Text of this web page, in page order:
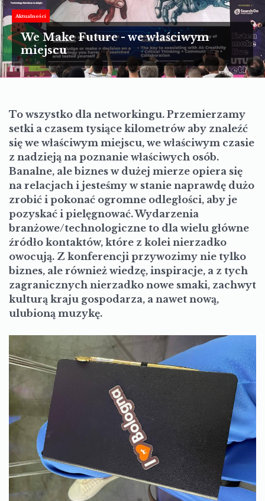
MOTORYZACJA
LIFESTYLE
Aktualności
We Make Future - we właściwym
miejscu
To wszystko dla networkingu. Przemierzamy
setki a czasem tysiące kilometrów aby znaleźć
się we właściwym miejscu, we właściwym czasie
z nadzieją na poznanie właściwych osób.
Banalne, ale biznes w dużej mierze opiera się
na relacjach i jesteśmy w stanie naprawdę dużo
zrobić i pokonać ogromne odległości, aby je
pozyskać i pielęgnować. Wydarzenia
branżowe/technologiczne to dla wielu główne
źródło kontaktów, które z kolei nierzadko
owocują. Z konferencji przywozimy nie tylko
biznes, ale również wiedzę, inspiracje, a z tych
zagranicznych nierzadko nowe smaki, zachwyt
kulturą kraju gospodarza, a nawet nową,
ulubioną muzykę.